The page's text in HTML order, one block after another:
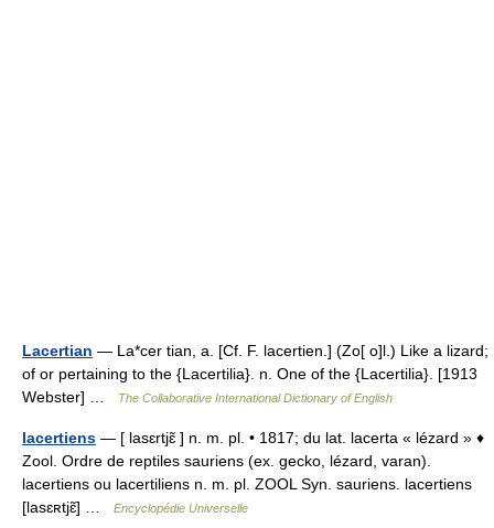
Lacertian — La*cer tian, a. [Cf. F. lacertien.] (Zo[ o]l.) Like a lizard;
of or pertaining to the {Lacertilia}. n. One of the {Lacertilia}. [1913
Webster] …
The Collaborative International Dictionary of English
lacertiens — [ lasɛrtjɛ̃ ] n. m. pl. • 1817; du lat. lacerta « lézard » ♦
Zool. Ordre de reptiles sauriens (ex. gecko, lézard, varan).
lacertiens ou lacertiliens n. m. pl. ZOOL Syn. sauriens. lacertiens
[lasɛʀtjɛ̃] …
Encyclopédie Universelle